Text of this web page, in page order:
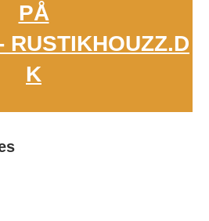
PÅ
RUSTIKHOUZZ.D
K